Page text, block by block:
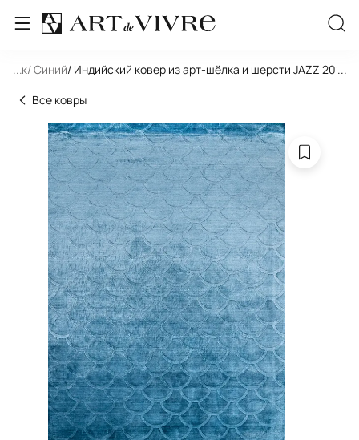
... / Синий/ Индийский ковер из арт-шёлка и шерсти JAZZ
...
Все ковры